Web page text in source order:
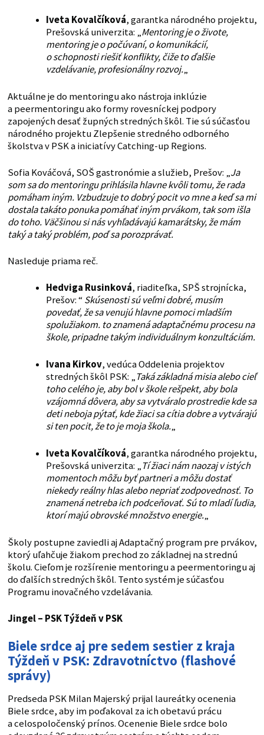
Iveta Kovalčíková, garantka národného projektu,
Prešovská univerzita: „Mentoring je o živote,
mentoring je o počúvaní, o komunikácií,
o schopnosti riešiť konflikty, čiže to ďalšie
vzdelávanie, profesionálny rozvoj.„
Aktuálne je do mentoringu ako nástroja inklúzie
a peermentoringu ako formy rovesníckej podpory
zapojených desať župných stredných škôl. Tie sú súčasťou
národného projektu Zlepšenie stredného odborného
školstva v PSK a iniciatívy Catching-up Regions.
Sofia Kováčová, SOŠ gastronómie a služieb, Prešov: „Ja
som sa do mentoringu prihlásila hlavne kvôli tomu, že rada
pomáham iným. Vzbudzuje to dobrý pocit vo mne a keď sa mi
dostala takáto ponuka pomáhať iným prvákom, tak som išla
do toho. Väčšinou si nás vyhľadávajú kamarátsky, že mám
taký a taký problém, poď sa porozprávať.
Nasleduje priama reč.
Hedviga Rusinková, riaditeľka, SPŠ strojnícka,
Prešov: “ Skúsenosti sú veľmi dobré, musím
povedať, že sa venujú hlavne pomoci mladším
spolužiakom. to znamená adaptačnému procesu na
škole, pripadne takým individuálnym konzultáciám.
Ivana Kirkov, vedúca Oddelenia projektov
stredných škôl PSK: „Taká základná misia alebo cieľ
toho celého je, aby bol v škole rešpekt, aby bola
vzájomná dôvera, aby sa vytváralo prostredie kde sa
deti neboja pýtať, kde žiaci sa cítia dobre a vytvárajú
si ten pocit, že to je moja škola.„
Iveta Kovalčíková, garantka národného projektu,
Prešovská univerzita: „Tí žiaci nám naozaj v istých
momentoch môžu byť partneri a môžu dostať
niekedy reálny hlas alebo nepriať zodpovednosť. To
znamená netreba ich podceňovať. Sú to mladí ľudia,
ktorí majú obrovské množstvo energie.„
Školy postupne zaviedli aj Adaptačný program pre prvákov,
ktorý uľahčuje žiakom prechod zo základnej na strednú
školu. Cieľom je rozšírenie mentoringu a peermentoringu aj
do ďalších stredných škôl. Tento systém je súčasťou
Programu inovačného vzdelávania.
Jingel – PSK Týždeň v PSK
Biele srdce aj pre sedem sestier z kraja
Týždeň v PSK: Zdravotníctvo (flashové
správy)
Predseda PSK Milan Majerský prijal laureátky ocenenia
Biele srdce, aby im poďakoval za ich obetavú prácu
a celospoločenský prínos. Ocenenie Biele srdce bolo